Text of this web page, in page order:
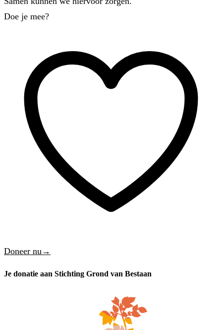
Doe je mee?
Doneer nu→
Je donatie aan Stichting Grond van Bestaan